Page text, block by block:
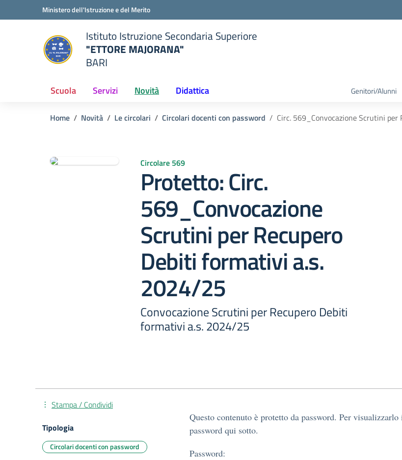
Vai ai contenuti
Vai al menu di navigazioneMinistero dell'Istruzione e del Merito
scuola
Istituto Istruzione Secondaria Superiore
"ETTORE MAJORANA"
BARI
Scuola Servizi Novità Didattica Genitori/Alunni
Home Novità Le circolari Circolari docenti con password Circ. 569_Convocazione Scrutini
Circolare 569
Protetto: Circ.
569_Convocazione
Scrutini per Recupero
Debiti formativi a.s.
2024/25
Convocazione Scrutini per Recupero Debiti
formativi a.s. 2024/25
Questo contenuto è protetto da password. Per
password qui sotto.
Password:
Stampa / Condividi
Tipologia
Circolari docenti con password